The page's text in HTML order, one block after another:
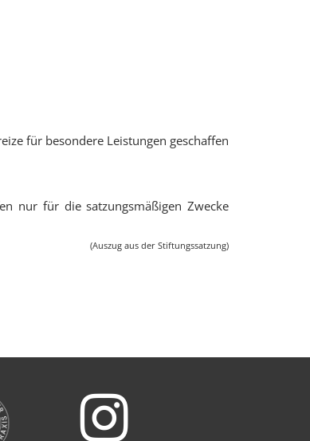
für besondere Leistungen geschaffen
nur für die satzungsmäßigen Zwecke
(Auszug aus der Stiftungssatzung)